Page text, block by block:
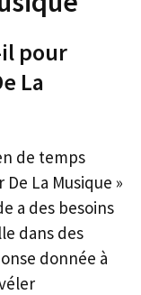
pour
La
de temps
La Musique »
a des besoins
dans des
donnée à